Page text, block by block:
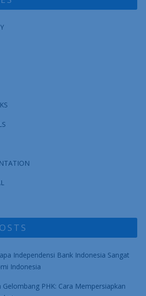
Independensi Bank Indonesia Sangat
Indonesia
PHK: Cara Mempersiapkan